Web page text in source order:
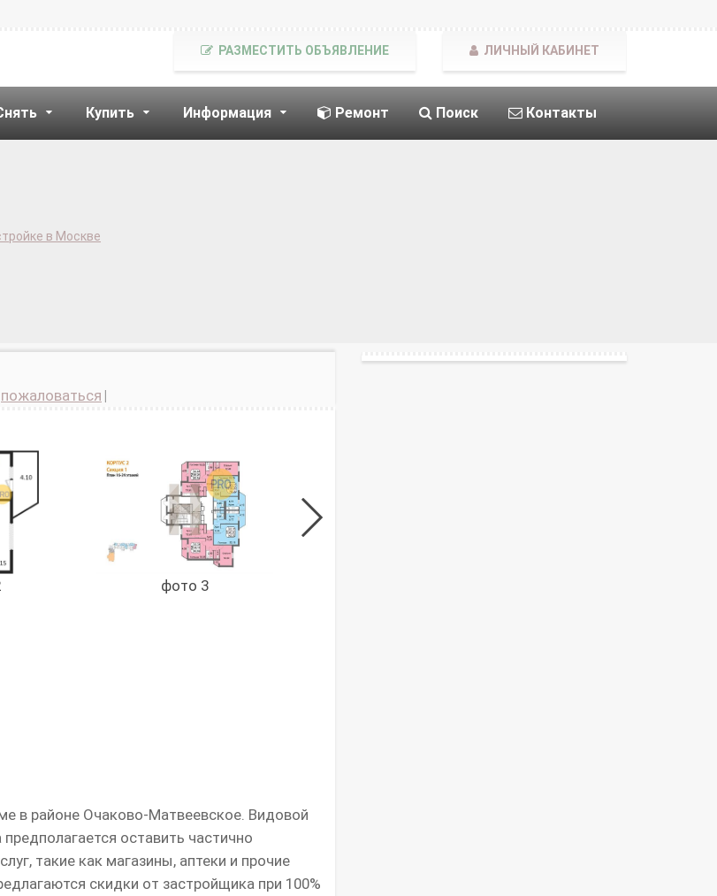
Купить Информация Ремонт Поиск Контакты
РАЗМЕСТИТЬ ОБЪЯВЛЕНИЕ ЛИЧНЫЙ КАБИНЕТ
в Москве
пожаловаться |
фото 3
в районе Очаково-Матвеевское. Видовой
оставить частично
такие как магазины, аптеки и прочие
скидки от застройщика при 100%